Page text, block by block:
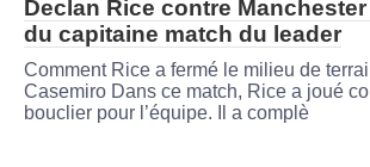
Declan Rice contre
du capitaine match du leader
Comment Rice a fermé le milieu de
Casemiro Dans ce match, Rice a joué
bouclier pour l’équipe. Il a complè